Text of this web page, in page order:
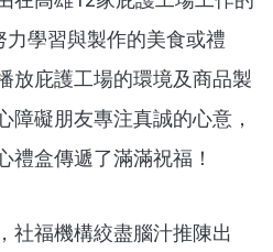
學習與製作的美食或禮
放庇護工場的環境及商品製
障礙朋友專注真誠的心意，
禮盒傳遞了滿滿祝福！
福機構絞盡腦汁推陳出